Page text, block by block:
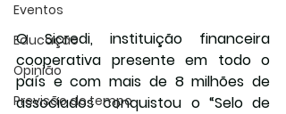
Eventos
Educação
Opinião
Previsão do tempo
O Sicredi, instituição financeira
cooperativa presente em todo o
país e com mais de 8 milhões de
associados conquistou o “Selo de